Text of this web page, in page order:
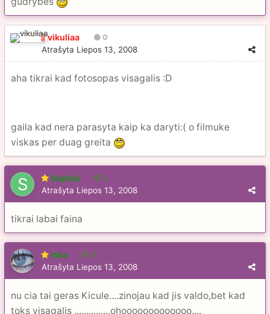
vikuliaa 0
Atrašyta Liepos 13, 2008
aha tikrai kad fotosopas visagalis :D
gaila kad nera parasyta kaip ka daryti:( o filmuke
viskas per duag greita
Sophia 4
Atrašyta Liepos 13, 2008
tikrai labai faina
ieka 4
Atrašyta Liepos 13, 2008
nu cia tai geras Kicule....zinojau kad jis valdo,bet kad
toks visagalis ...............ohooooooooooooo....